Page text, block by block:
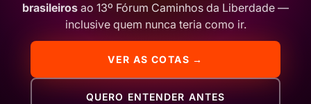
brasileiros ao 13º Fórum Caminhos da Liberdade —
inclusive quem nunca teria como ir.
VER AS COTAS →
QUERO ENTENDER ANTES